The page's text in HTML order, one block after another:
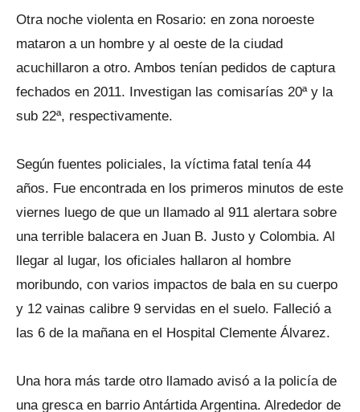
Otra noche violenta en Rosario: en zona noroeste
mataron a un hombre y al oeste de la ciudad
acuchillaron a otro. Ambos tenían pedidos de captura
fechados en 2011. Investigan las comisarías 20ª y la
sub 22ª, respectivamente.
Según fuentes policiales, la víctima fatal tenía 44
años. Fue encontrada en los primeros minutos de este
viernes luego de que un llamado al 911 alertara sobre
una terrible balacera en Juan B. Justo y Colombia. Al
llegar al lugar, los oficiales hallaron al hombre
moribundo, con varios impactos de bala en su cuerpo
y 12 vainas calibre 9 servidas en el suelo. Falleció a
las 6 de la mañana en el Hospital Clemente Álvarez.
Una hora más tarde otro llamado avisó a la policía de
una gresca en barrio Antártida Argentina. Alrededor de